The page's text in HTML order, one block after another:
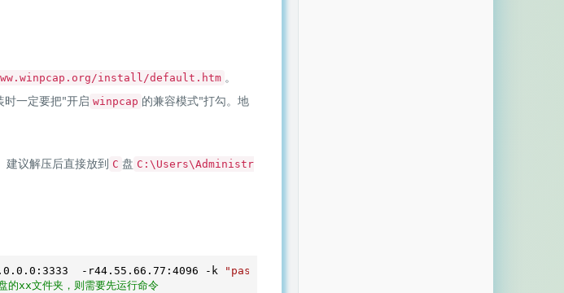
install/default.htm 。
时一定要把"开启 winpcap 的兼容模式"打勾。地
建议解压后直接放到 C 盘 C:\Users\Administr
-r44.55.66.77:4096 -k "passwd"
的xx文件夹，则需要先运行命令